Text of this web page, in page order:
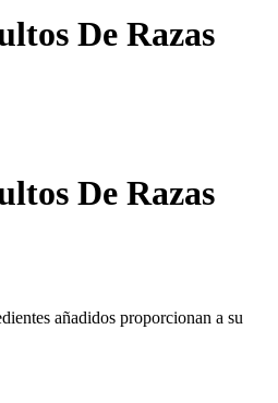
De Razas
De Razas
añadidos proporcionan a su